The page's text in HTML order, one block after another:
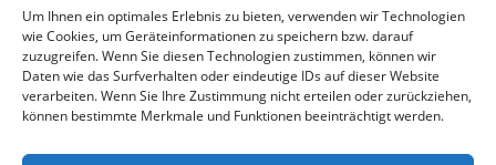
Um Ihnen ein optimales Erlebnis zu bieten, verwenden wir Technologien
wie Cookies, um Geräteinformationen zu speichern bzw. darauf
zuzugreifen. Wenn Sie diesen Technologien zustimmen, können wir
Daten wie das Surfverhalten oder eindeutige IDs auf dieser Website
verarbeiten. Wenn Sie Ihre Zustimmung nicht erteilen oder zurückziehen,
können bestimmte Merkmale und Funktionen beeinträchtigt werden.
Kombination, beispielsweise aus Hand- und
Kopfbrause? Entscheiden Sie sich zwischen
verschiedenenModellen. Im Folgenden stellen wir
Sie Ihnen kurz vor.